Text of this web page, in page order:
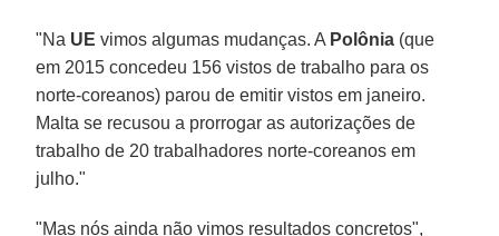
"Na UE vimos algumas mudanças. A Polônia (que
em 2015 concedeu 156 vistos de trabalho para os
norte-coreanos) parou de emitir vistos em janeiro.
Malta se recusou a prorrogar as autorizações de
trabalho de 20 trabalhadores norte-coreanos em
julho."
"Mas nós ainda não vimos resultados concretos",